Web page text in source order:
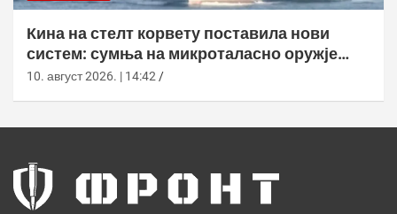
Кина на стелт корвету поставила нови
систем: сумња на микроталасно оружје
против дронова
10. август 2026. | 14:42